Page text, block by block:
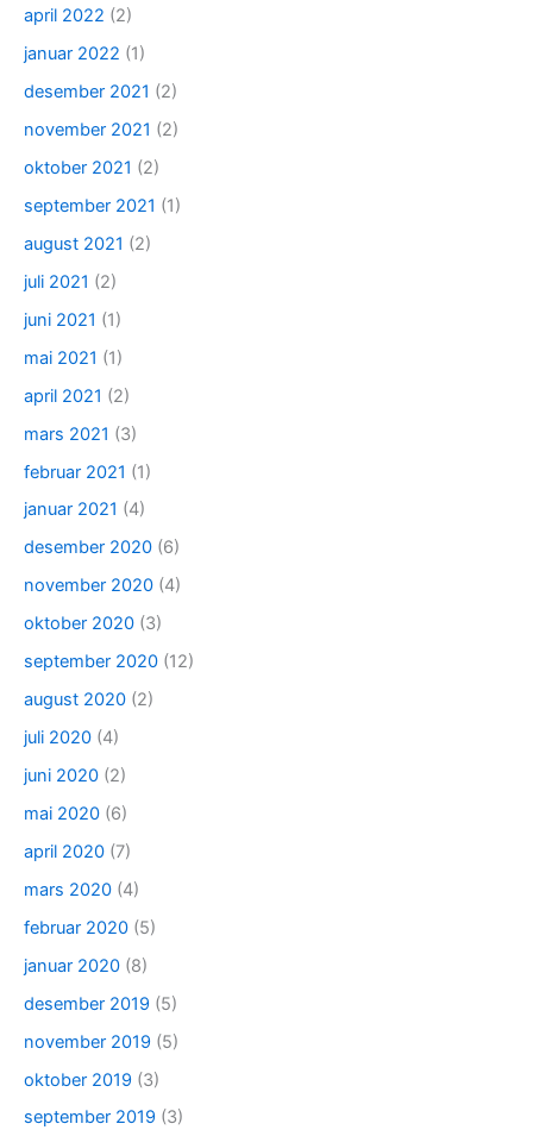
april 2022 (2)
januar 2022 (1)
desember 2021 (2)
november 2021 (2)
oktober 2021 (2)
september 2021 (1)
august 2021 (2)
juli 2021 (2)
juni 2021 (1)
mai 2021 (1)
april 2021 (2)
mars 2021 (3)
februar 2021 (1)
januar 2021 (4)
desember 2020 (6)
november 2020 (4)
oktober 2020 (3)
september 2020 (12)
august 2020 (2)
juli 2020 (4)
juni 2020 (2)
mai 2020 (6)
april 2020 (7)
mars 2020 (4)
februar 2020 (5)
januar 2020 (8)
desember 2019 (5)
november 2019 (5)
oktober 2019 (3)
september 2019 (3)